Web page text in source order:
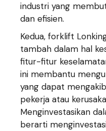
industri yang
dan efisien.
Kedua, forklift
tambah dalam hal
fitur-fitur
ini membantu
yang dapat
pekerja atau
Menginvestasikan
berarti